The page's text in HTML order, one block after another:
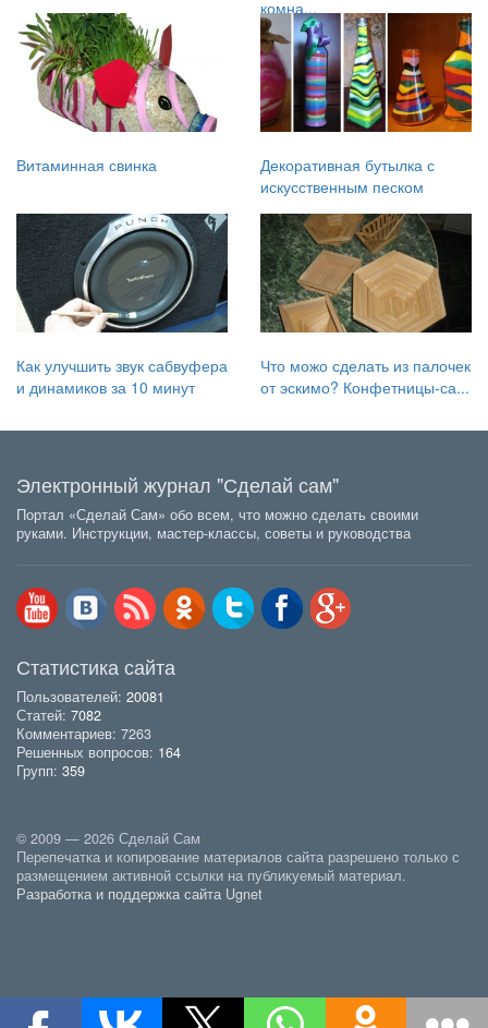
комна...
Витаминная свинка
Декоративная бутылка с
искусственным песком
Как улучшить звук сабвуфера
и динамиков за 10 минут
Что можо сделать из палочек
от эскимо? Конфетницы-са...
Электронный журнал "Сделай сам"
Портал «Сделай Сам» обо всем, что можно сделать своими
руками. Инструкции, мастер-классы, советы и руководства
Статистика сайта
Пользователей: 20081
Статей: 7082
Комментариев: 7263
Решенных вопросов: 164
Групп: 359
© 2009 — 2026 Сделай Сам
Перепечатка и копирование материалов сайта разрешено только с
размещением активной ссылки на публикуемый материал.
Разработка и поддержка сайта Ugnet